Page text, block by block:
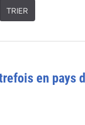
TRIER
en